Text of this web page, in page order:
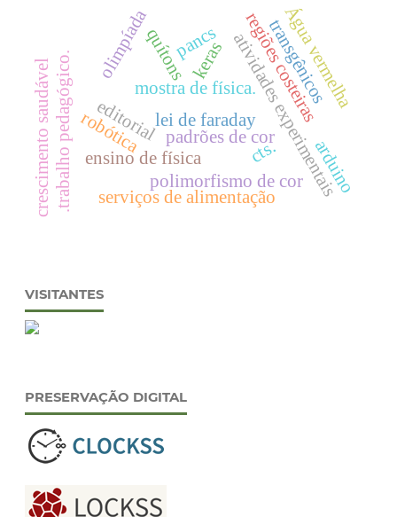
editorial padrões de coratividades experimentais
mostra de física.
polimorfismo de cor
quítons regiões costeiras
olimpíada
robótica
keras
.trabalho pedagógico.
crescimento saudável transgênicos
cts.
Água vermelha
ensino de física
lei de faraday
arduino
serviços de alimentação
pancs
VISITANTES
PRESERVAÇÃO DIGITAL